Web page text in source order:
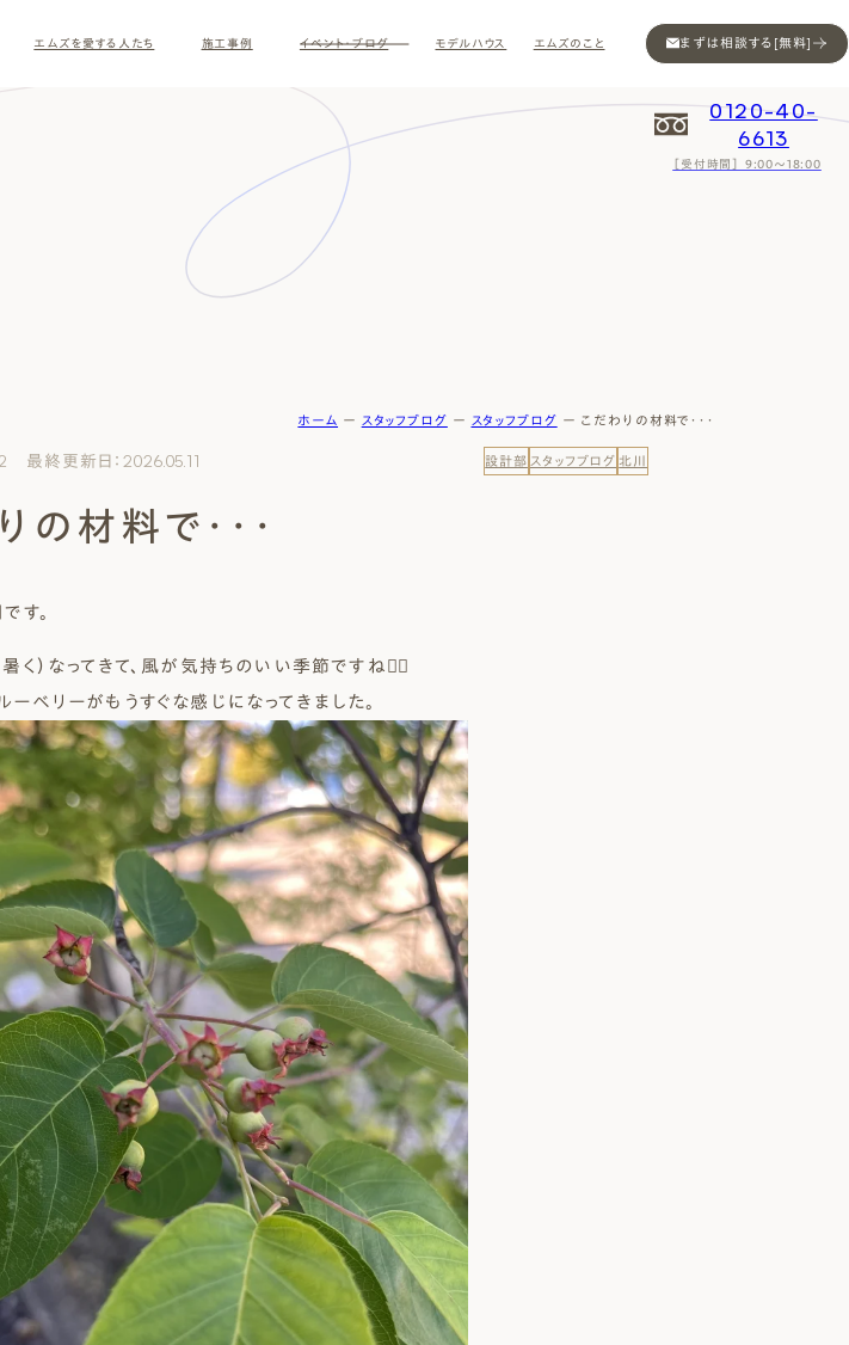
保証
Flow
ファーストプラン
上級モデル）
Natureeco Plus
エコ・ユニット
Nature ECO UNIT.
二世帯住宅
Nisetai
エムズを愛する人たち
しインタビュー
施工事例
ダン
ガレージ付 (ビルトインガレージ)
With Garage
イベント・ブログ
施主様ブログ[アメブロ]
blog_client
スタッフブログ
Staff Blog
モデルハウス エムズのこと
0120-40-
6613
［受付時間］ 9:00～18:00
まずは相談する[無料]
ホーム ー スタッフブログ ー スタッフブログ ー こだわりの材料で・・・
最終更新日：2026.05.11 設計部 スタッフブログ 北川
の材料で・・・
す。
く）なってきて、風が気持ちのいい季節ですね😶‍🌫️
ーベリーがもうすぐな感じになってきました。